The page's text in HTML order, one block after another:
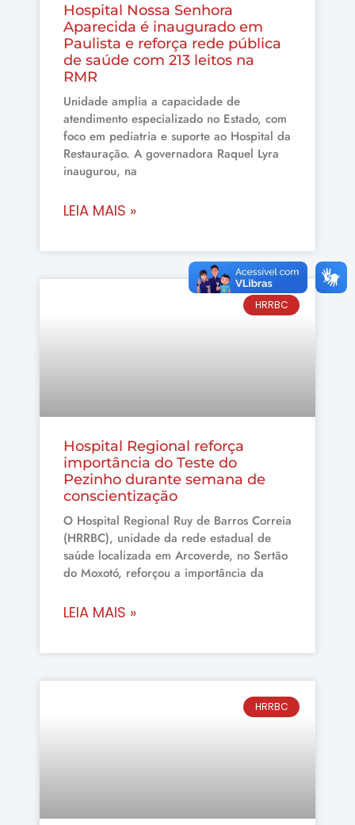
Hospital Nossa Senhora
Aparecida é inaugurado em
Paulista e reforça rede pública
de saúde com 213 leitos na
RMR
Unidade amplia a capacidade de
atendimento especializado no Estado, com
foco em pediatria e suporte ao Hospital da
Restauração. A governadora Raquel Lyra
inaugurou, na
LEIA MAIS »
HRRBC
Hospital Regional reforça
importância do Teste do
Pezinho durante semana de
conscientização
O Hospital Regional Ruy de Barros Correia
(HRRBC), unidade da rede estadual de
saúde localizada em Arcoverde, no Sertão
do Moxotó, reforçou a importância da
LEIA MAIS »
HRRBC